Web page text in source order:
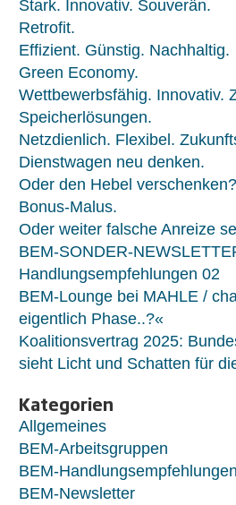
Stark. Innovativ. Souverän.
Retrofit.
Effizient. Günstig. Nachhaltig.
Green Economy.
Wettbewerbsfähig. Innovativ.
Speicherlösungen.
Netzdienlich. Flexibel.
Dienstwagen neu denken.
Oder den Hebel verschenken?
Bonus-Malus.
Oder weiter falsche Anreize
BEM-SONDER-
Handlungsempfehlungen 02
BEM-Lounge bei MAHLE /
eigentlich Phase..?«
Koalitionsvertrag 2025:
sieht Licht und Schatten für
Kategorien
Allgemeines
BEM-Arbeitsgruppen
BEM-Handlungsempfehlungen
BEM-Newsletter